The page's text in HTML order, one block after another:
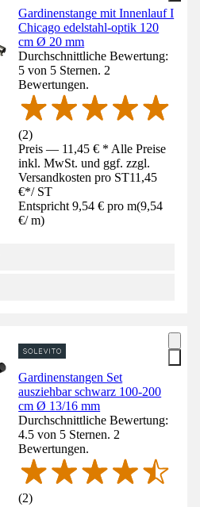
Gardinenstange mit Innenlauf I
Chicago edelstahl-optik 120
cm Ø 20 mm
Durchschnittliche Bewertung:
5 von 5 Sternen. 2
Bewertungen.
(2)
Preis — 11,45 € * Alle Preise
inkl. MwSt. und ggf. zzgl.
Versandkosten pro ST11,45
€*/ ST
Entspricht 9,54 € pro m(9,54
€/ m)
Gardinenstangen Set
ausziehbar schwarz 100-200
cm Ø 13/16 mm
Durchschnittliche Bewertung:
4.5 von 5 Sternen. 2
Bewertungen.
(2)